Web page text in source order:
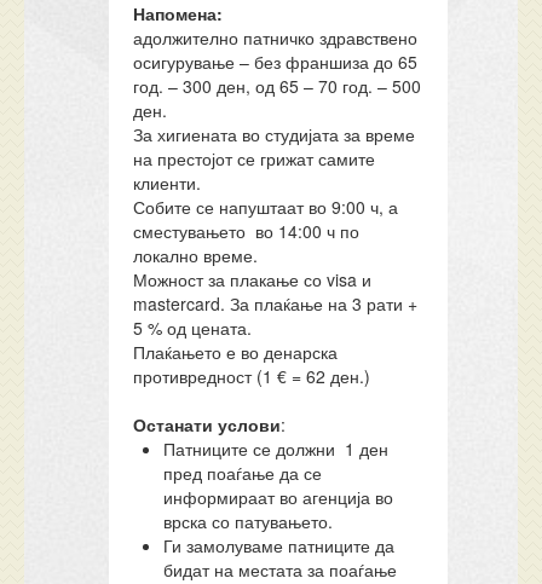
Напомена:
адолжително патничко здравствено
осигурување – без франшиза до 65
год. – 300 ден, од 65 – 70 год. – 500
ден.
За хигиената во студијата за време
на престојот се грижат самите
клиенти.
Собите се напуштаат во 9:00 ч, а
сместувањето во 14:00 ч по
локално време.
Можност за плакање со visa и
mastercard. За плаќање на 3 рати +
5 % од цената.
Плаќањето е во денарска
противредност (1 € = 62 ден.)
Останати услови:
Патниците се должни 1 ден
пред поаѓање да се
информираат во агенција во
врска со патувањето.
Ги замолуваме патниците да
бидат на местата за поаѓање